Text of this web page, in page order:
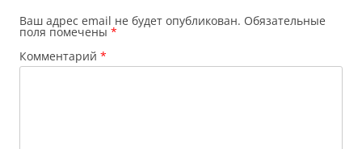
Ваш адрес email не будет опубликован. Обязательные
поля помечены *
Комментарий *